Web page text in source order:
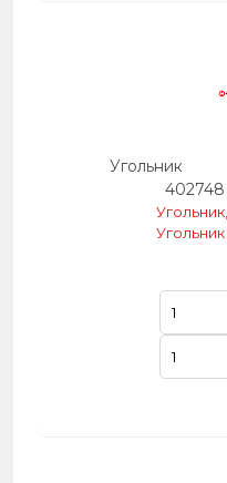
Угольник
402748